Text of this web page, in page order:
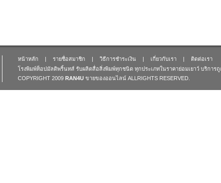
หน้าหลัก รายชื่อสมาชิก วิธีการชำระเงิน เกี่ยวกับเรา
ติดต่อเรา
โรงพิมพ์ท็อปมัลติพริ้นทส์ รับผลิตสื่อสิ่งพิมพ์ทุกชนิด ทุกประเภทในราคาย่อมเยาว์ บริการ
COPYRIGHT 2009 RAN4U ขายของออนไลน์ ALLRIGHTS RESERVED.